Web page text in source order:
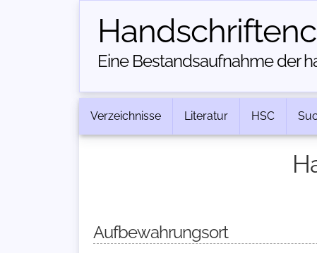
Eine Bestandsaufnahme der
Verzeichnisse Literatur HSC
Aufbewahrungsort